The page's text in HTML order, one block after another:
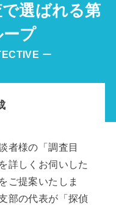
選ばれる第
プ
ー
者様の「調査目
詳しくお伺いした
ご提案いたしま
部の代表が「探偵